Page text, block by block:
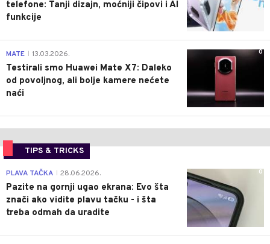
telefone: Tanji dizajn, moćniji čipovi i AI
funkcije
0
MATE 13.03.2026.
Testirali smo Huawei Mate X7: Daleko
od povoljnog, ali bolje kamere nećete
naći
TIPS & TRICKS
0
PLAVA TAČKA 28.06.2026.
Pazite na gornji ugao ekrana: Evo šta
znači ako vidite plavu tačku - i šta
treba odmah da uradite